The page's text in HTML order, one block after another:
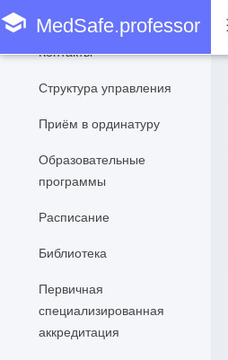
school MedSafe.professor
Контакты
Структура управления
Приём в ординатуру
Образовательные
программы
Расписание
Библиотека
Первичная
специализированная
аккредитация